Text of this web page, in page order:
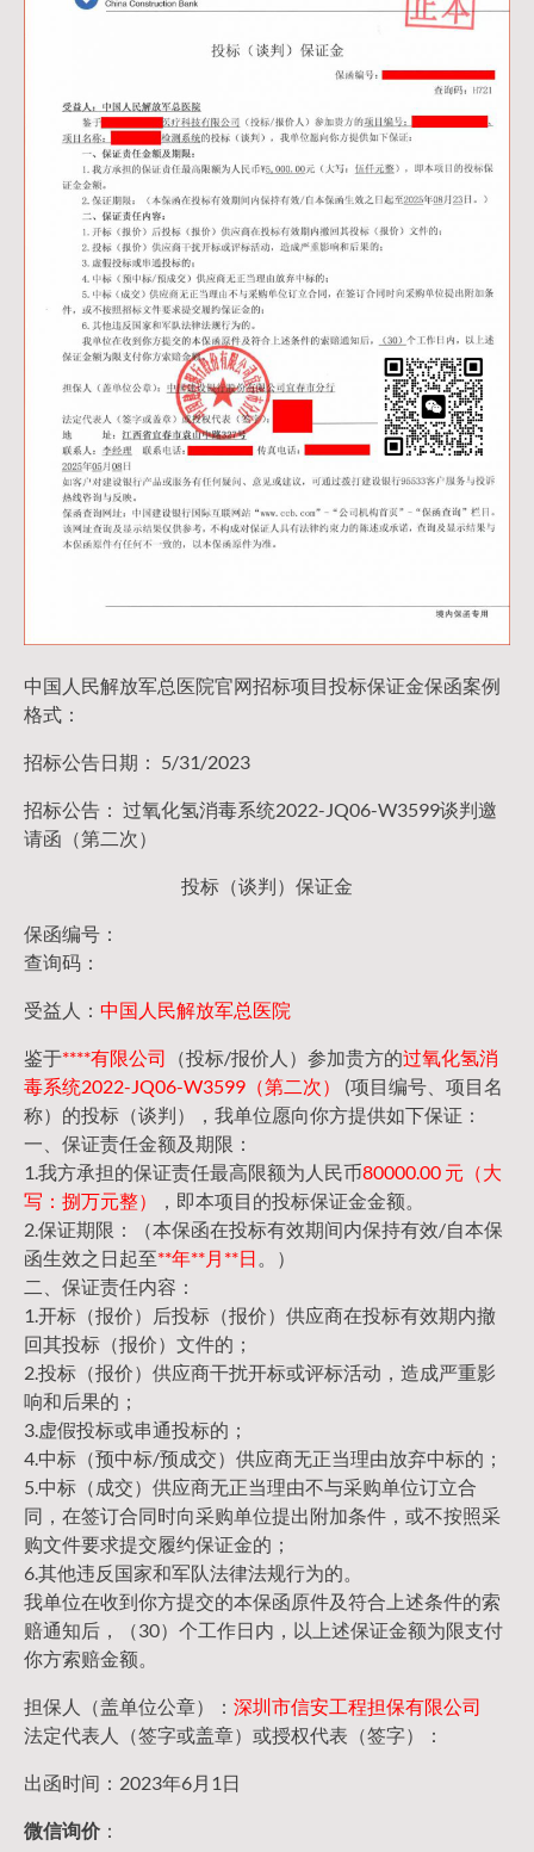
中国人民解放军总医院官网招标项目投标保证金保函案例
格式：
招标公告日期： 5/31/2023
招标公告： 过氧化氢消毒系统2022-JQ06-W3599谈判邀
请函（第二次）
投标（谈判）保证金
保函编号：
查询码：
受益人： 中国人民解放军总医院
鉴于****有限公司 （投标/报价人）参加贵方的过氧化氢消
毒系统2022-JQ06-W3599（第二次）
(项目编号、项目名
称）的投标（谈判），我单位愿向你方提供如下保证：
一、保证责任金额及期限：
1.我方承担的保证责任最高限额为人民币80000.00 元（大
写：捌万元整）
，即本项目的投标保证金金额。
2.保证期限：（本保函在投标有效期间内保持有效/自本保
函生效之日起至**年**月**日 。）
二、保证责任内容：
1.开标（报价）后投标（报价）供应商在投标有效期内撤
回其投标（报价）文件的；
2.投标（报价）供应商干扰开标或评标活动，造成严重影
响和后果的；
3.虚假投标或串通投标的；
4.中标（预中标/预成交）供应商无正当理由放弃中标的；
5.中标（成交）供应商无正当理由不与采购单位订立合
同，在签订合同时向采购单位提出附加条件，或不按照采
购文件要求提交履约保证金的；
6.其他违反国家和军队法律法规行为的。
我单位在收到你方提交的本保函原件及符合上述条件的索
赔通知后，（30）个工作日内，以上述保证金额为限支付
你方索赔金额。
担保人（盖单位公章）： 深圳市信安工程担保有限公司
法定代表人（签字或盖章）或授权代表（签字）：
出函时间：2023年6月1日
微信询价：